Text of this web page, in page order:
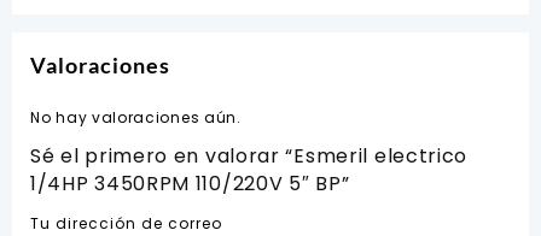
Valoraciones
No hay valoraciones aún.
Sé el primero en valorar “Esmeril electrico
1/4HP 3450RPM 110/220V 5″ BP”
Tu dirección de correo